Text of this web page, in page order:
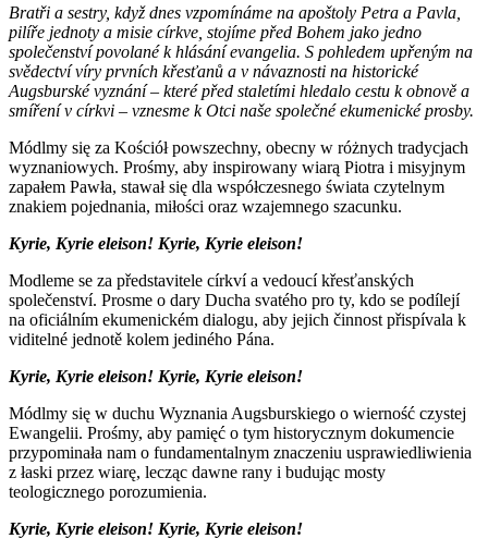
Bratři a sestry, když dnes vzpomínáme na apoštoly Petra a Pavla,
pilíře jednoty a misie církve, stojíme před Bohem jako jedno
společenství povolané k hlásání evangelia. S pohledem upřeným na
svědectví víry prvních křesťanů a v návaznosti na historické
Augsburské vyznání – které před staletími hledalo cestu k obnově a
smíření v církvi – vznesme k Otci naše společné ekumenické prosby.
Módlmy się za Kościół powszechny, obecny w różnych tradycjach
wyznaniowych. Prośmy, aby inspirowany wiarą Piotra i misyjnym
zapałem Pawła, stawał się dla współczesnego świata czytelnym
znakiem pojednania, miłości oraz wzajemnego szacunku.
Kyrie, Kyrie eleison! Kyrie, Kyrie eleison!
Modleme se za představitele církví a vedoucí křesťanských
společenství. Prosme o dary Ducha svatého pro ty, kdo se podílejí
na oficiálním ekumenickém dialogu, aby jejich činnost přispívala k
viditelné jednotě kolem jediného Pána.
Kyrie, Kyrie eleison! Kyrie, Kyrie eleison!
Módlmy się w duchu Wyznania Augsburskiego o wierność czystej
Ewangelii. Prośmy, aby pamięć o tym historycznym dokumencie
przypominała nam o fundamentalnym znaczeniu usprawiedliwienia
z łaski przez wiarę, lecząc dawne rany i budując mosty
teologicznego porozumienia.
Kyrie, Kyrie eleison! Kyrie, Kyrie eleison!